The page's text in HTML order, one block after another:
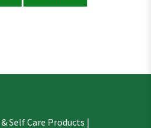
Self Care Products |